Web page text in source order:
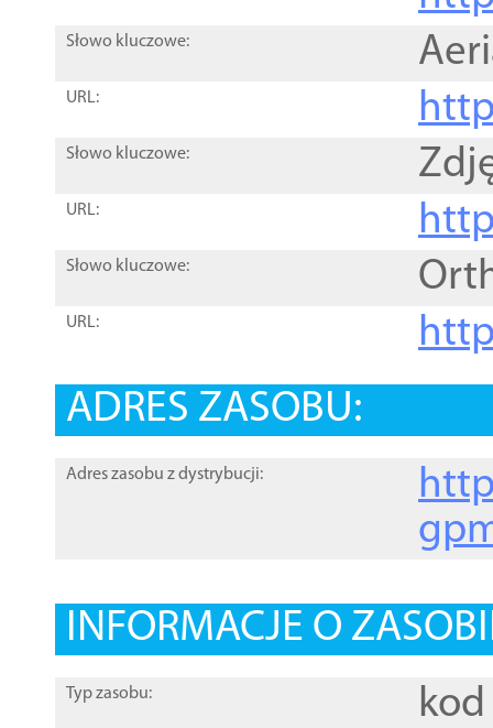
Słowo kluczowe:
URL:
Słowo kluczowe:
URL:
Słowo kluczowe:
URL:
ADRES ZASOBU:
Adres zasobu z dystrybucji:
INFORMACJE O
Typ zasobu: kod